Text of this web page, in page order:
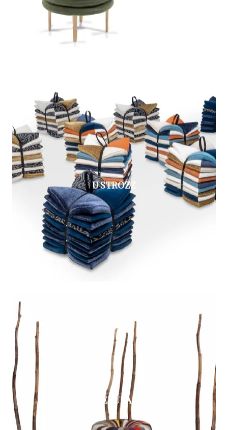
U STROZZ
FERULA